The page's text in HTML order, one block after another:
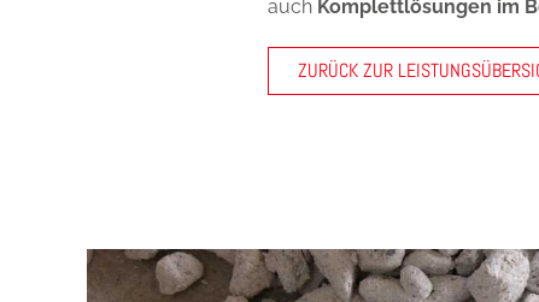
auch Komplettlösungen im
ZURÜCK ZUR